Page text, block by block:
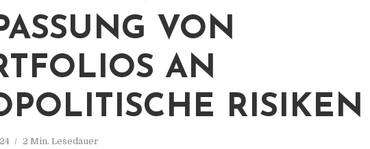
VON
AN
RISIKEN
2 Min. Lesedauer